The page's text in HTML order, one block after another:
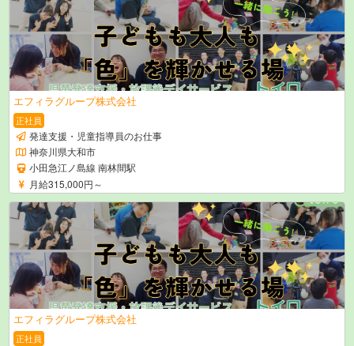
エフィラグループ株式会社
正社員
発達支援・児童指導員のお仕事
神奈川県大和市
小田急江ノ島線 南林間駅
月給315,000円～
エフィラグループ株式会社
正社員